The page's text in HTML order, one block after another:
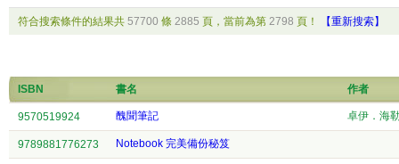
符合搜索條件的結果共 57700 條 2885 頁，當前為第 2798 頁！ 【重新搜索】
ISBN 書名 作者
9570519924 醜聞筆記 卓伊．海
9789881776273 Notebook 完美備份秘笈